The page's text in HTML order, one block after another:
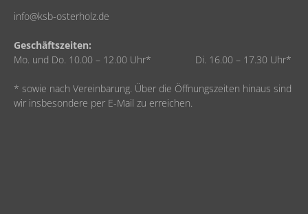
info@ksb-osterholz.de
Geschäftszeiten:
Mo. und Do. 10.00 – 12.00 Uhr* Di. 16.00 – 17.30 Uhr*
* sowie nach Vereinbarung. Über die Öffnungszeiten hinaus sind
wir insbesondere per E-Mail zu erreichen.